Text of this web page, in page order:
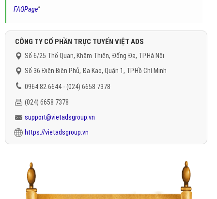
FAQPage"
CÔNG TY CỔ PHẦN TRỰC TUYẾN VIỆT ADS
Số 6/25 Thổ Quan, Khâm Thiên, Đống Đa, TP.Hà Nội
Số 36 Điện Biên Phủ, Đa Kao, Quận 1, TP.Hồ Chí Minh
0964 82 6644 - (024) 6658 7378
(024) 6658 7378
support@vietadsgroup.vn
https://vietadsgroup.vn